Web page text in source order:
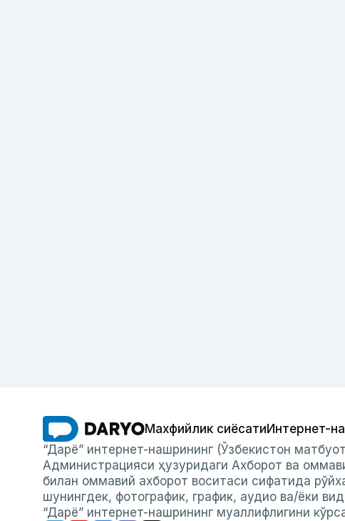
Махфийлик сиёсатиИнтернет-
“Дарё” интернет-нашрининг (Ўзбекистон
Администрацияси ҳузуридаги Ахборот ва
билан оммавий ахборот воситаси сифатида
шунингдек, фотографик, график, аудио ва/ёки
“Дарё” интернет-нашрининг муаллифлигини